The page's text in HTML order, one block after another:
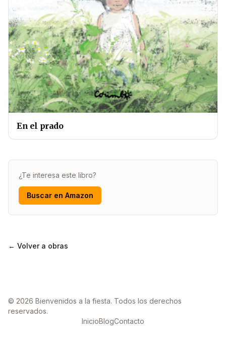
En el prado
¿Te interesa este libro?
Buscar en Amazon
← Volver a obras
© 2026 Bienvenidos a la fiesta. Todos los derechos
reservados.
InicioBlogContacto